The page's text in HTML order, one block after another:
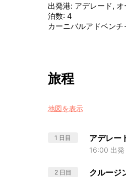
出発港: アデレード,
泊数: 4
カーニバルアドベンチ
旅程
地図を表示
1 日目 アデレー
16:00 出発
2 日目 クルージ